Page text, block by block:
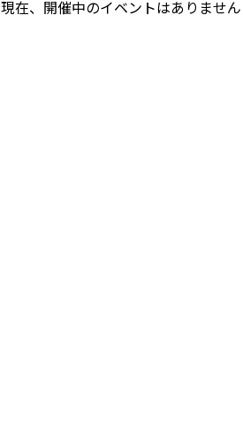
現在、開催中のイベントはありません